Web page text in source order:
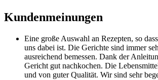
Kundenmeinungen
Eine große Auswahl an Rezepten, so
uns dabei ist. Die Gerichte sind immer
ausreichend bemessen. Dank der
Gericht gut nachkochen. Die
und von guter Qualität. Wir sind sehr